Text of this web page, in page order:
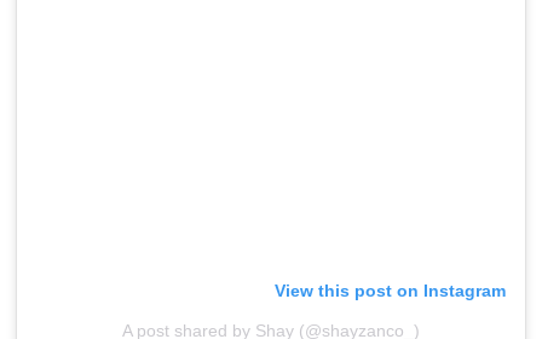
View this post on Instagram
A post shared by Shay (@shayzanco_)